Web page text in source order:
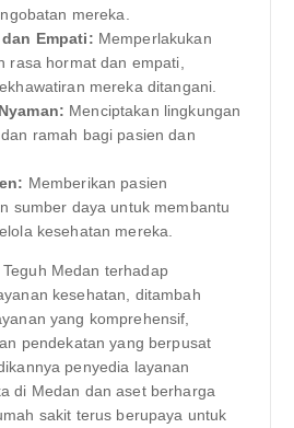
mereka.
dan Empati: Memperlakukan
rasa hormat dan empati,
mereka ditangani.
Menciptakan lingkungan
ramah bagi pasien dan
Memberikan pasien
sumber daya untuk membantu
kesehatan mereka.
Medan terhadap
kesehatan, ditambah
yang komprehensif,
pendekatan yang berpusat
penyedia layanan
di Medan dan aset berharga
sakit terus berupaya untuk